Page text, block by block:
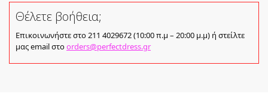
Θέλετε βοήθεια;
Επικοινωνήστε στο 211 4029672 (10:00 π.μ – 20:00 μ.μ) ή στείλτε
μας email στοorders@perfectdress.gr